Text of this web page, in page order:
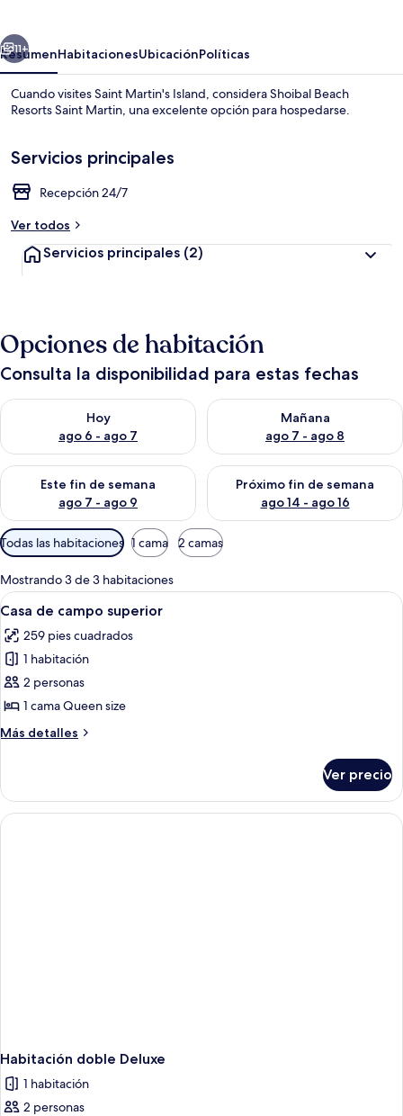
Martin
Área de sala de estar
Siguiente
11+
ResumenHabitacionesUbicaciónPolíticas
Cuando visites Saint Martin's Island, considera Shoibal Beach
Resorts Saint Martin, una excelente opción para hospedarse.
Servicios principales
Recepción 24/7
Ver todos
Servicios principales (2)
Opciones de habitación
Consulta la disponibilidad para estas fechas
Hoy
ago 6 - ago 7
Consulta la disponibilidad para hoy ago 6 - ago 7
Mañana
ago 7 - ago 8
Consulta la disponibilidad
Este fin de semana
ago 7 - ago 9
Consulta la disponibilidad para este fin de semana ago 7 -
Próximo fin de semana
ago 14 - ago 16
Consulta la disponibilidad
Filtros
disponibles
para
las
habitaciones
Todas las habitaciones 1 cama 2 camas
Mostrando 3 de 3 habitaciones
Abrir
todas
las
fotos
de
Casa
de
campo
4
Casa de campo superior
259 pies cuadrados
1 habitación
2 personas
1 cama Queen size
Más detalles
Más
de
campo
superior
Ver precio
Habitación doble Deluxe
1 habitación
2 personas